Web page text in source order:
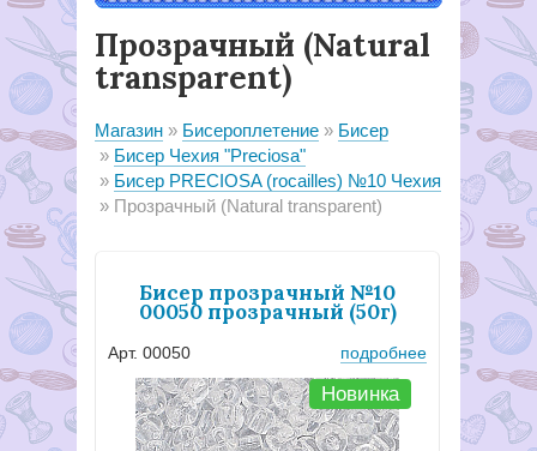
Прозрачный (Natural
transparent)
Магазин Бисероплетение
Бисер
Бисер Чехия "Preciosa"
Бисер PRECIOSA (rocailles) №10 Чехия
Прозрачный (Natural transparent)
Бисер прозрачный №10
00050 прозрачный (50г)
Арт. 00050 подробнее
Новинка